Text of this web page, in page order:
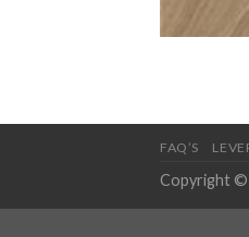
FAQ’S
Copyright ©